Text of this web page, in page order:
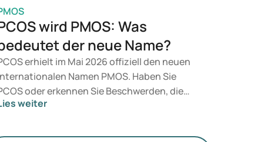
wird PMOS: Was
der neue Name?
erhielt im Mai 2026 offiziell den neuen
Namen PMOS. Haben Sie
oder erkennen Sie Beschwerden, die
passen? Medizinisch ändert sich
Gewicht auf Hormone, den Stoffwechsel
weiter